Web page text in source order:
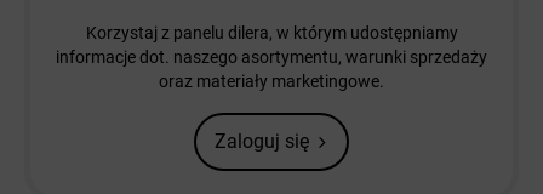
Korzystaj z panelu dilera, w którym udostępniamy
informacje dot. naszego asortymentu, warunki sprzedaży
oraz materiały marketingowe.
Zaloguj się